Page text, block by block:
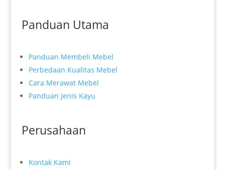
Panduan Utama
Panduan Membeli Mebel
Perbedaan Kualitas Mebel
Cara Merawat Mebel
Panduan Jenis Kayu
Perusahaan
Kontak Kami